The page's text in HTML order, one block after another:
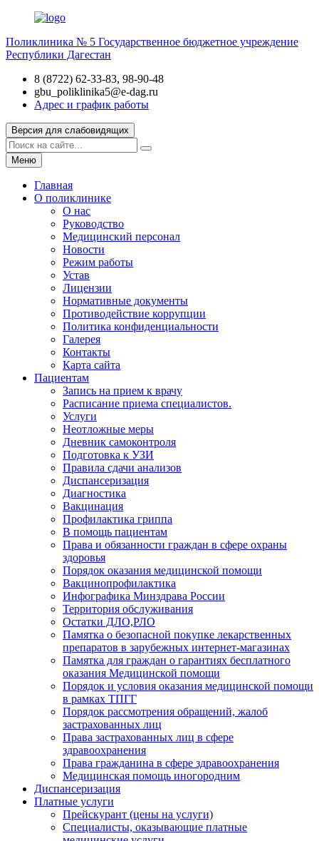
Поликлиника № 5 Государственное бюджетное учреждение
Республики Дагестан
8 (8722) 62-33-83, 98-90-48
gbu_poliklinika5@e-dag.ru
Адрес и график работы
Версия для слабовидящих
Меню
Главная
О поликлинике
О нас
Руководство
Медицинский персонал
Новости
Режим работы
Устав
Лицензии
Нормативные документы
Противодействие коррупции
Политика конфиденциальности
Галерея
Контакты
Карта сайта
Пациентам
Запись на прием к врачу
Расписание приема специалистов.
Услуги
Неотложные меры
Дневник самоконтроля
Подготовка к УЗИ
Правила сдачи анализов
Диспансеризация
Диагностика
Вакцинация
Профилактика гриппа
В помощь пациентам
Права и обязанности граждан в сфере охраны
здоровья
Порядок оказания медицинской помощи
Вакцинопрофилактика
Инфографика Минздрава России
Территория обслуживания
Остатки ДЛО,РЛО
Памятка о безопасной покупке лекарственных
препаратов в зарубежных интернет-магазинах
Памятка для граждан о гарантиях бесплатного
оказания Медицинской помощи
Порядок и условия оказания медицинской помощи
в рамках ТПГГ
Порядок рассмотрения обращений, жалоб
застрахованных лиц
Права застрахованных лиц в сфере
здравоохранения
Права гражданина в сфере здравоохранения
Медицинская помощь иногородним
Диспансеризация
Платные услуги
Прейскурант (цены на услуги)
Специалисты, оказывающие платные